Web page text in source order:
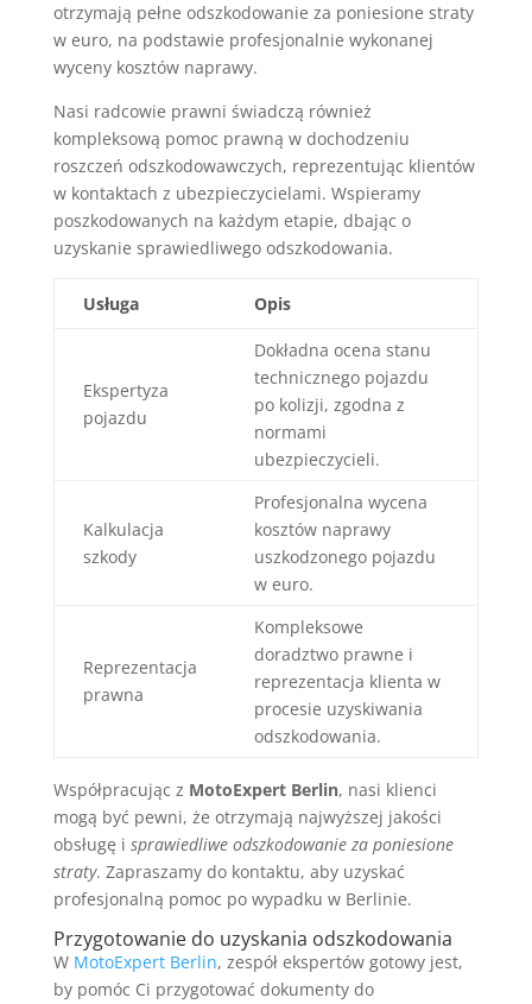
otrzymają pełne odszkodowanie za poniesione straty
w euro, na podstawie profesjonalnie wykonanej
wyceny kosztów naprawy.
Nasi radcowie prawni świadczą również
kompleksową pomoc prawną w dochodzeniu
roszczeń odszkodowawczych, reprezentując klientów
w kontaktach z ubezpieczycielami. Wspieramy
poszkodowanych na każdym etapie, dbając o
uzyskanie sprawiedliwego odszkodowania.
Usługa Opis
Ekspertyza
pojazdu
Dokładna ocena stanu
technicznego pojazdu
po kolizji, zgodna z
normami
ubezpieczycieli.
Kalkulacja
szkody
Profesjonalna wycena
kosztów naprawy
uszkodzonego pojazdu
w euro.
Reprezentacja
prawna
Kompleksowe
doradztwo prawne i
reprezentacja klienta w
procesie uzyskiwania
odszkodowania.
Współpracując z MotoExpert Berlin, nasi klienci
mogą być pewni, że otrzymają najwyższej jakości
obsługę i sprawiedliwe odszkodowanie za poniesione
straty. Zapraszamy do kontaktu, aby uzyskać
profesjonalną pomoc po wypadku w Berlinie.
Przygotowanie do uzyskania odszkodowania
W MotoExpert Berlin, zespół ekspertów gotowy jest,
by pomóc Ci przygotować dokumenty do